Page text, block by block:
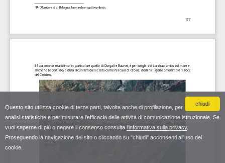
chiudi
Questo sito utilizza cookie di terze parti, talvolta anche di profilazione, per
analisi statistiche e per misurare l'efficacia delle attività di comunicazione istituzionale. Se
vuoi saperne di più o negare il consenso consulta l'informativa sulla privacy.
Proseguendo la navigazione del sito o cliccando su "chiudi" acconsenti all'uso dei
cookie.